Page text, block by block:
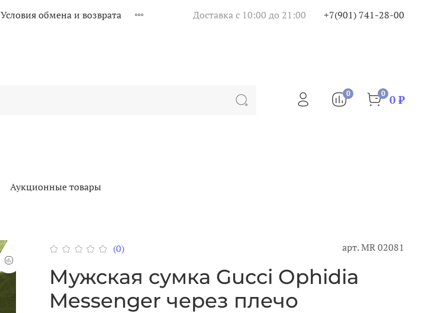
Условия обмена и возврата Доставка с 10:00 до 21:00 +7(901) 741-28-00
0 0 0 ₽
Аукционные товары
(0) арт.MR 02081
Мужская сумка Gucci Ophidia
Messenger через плечо